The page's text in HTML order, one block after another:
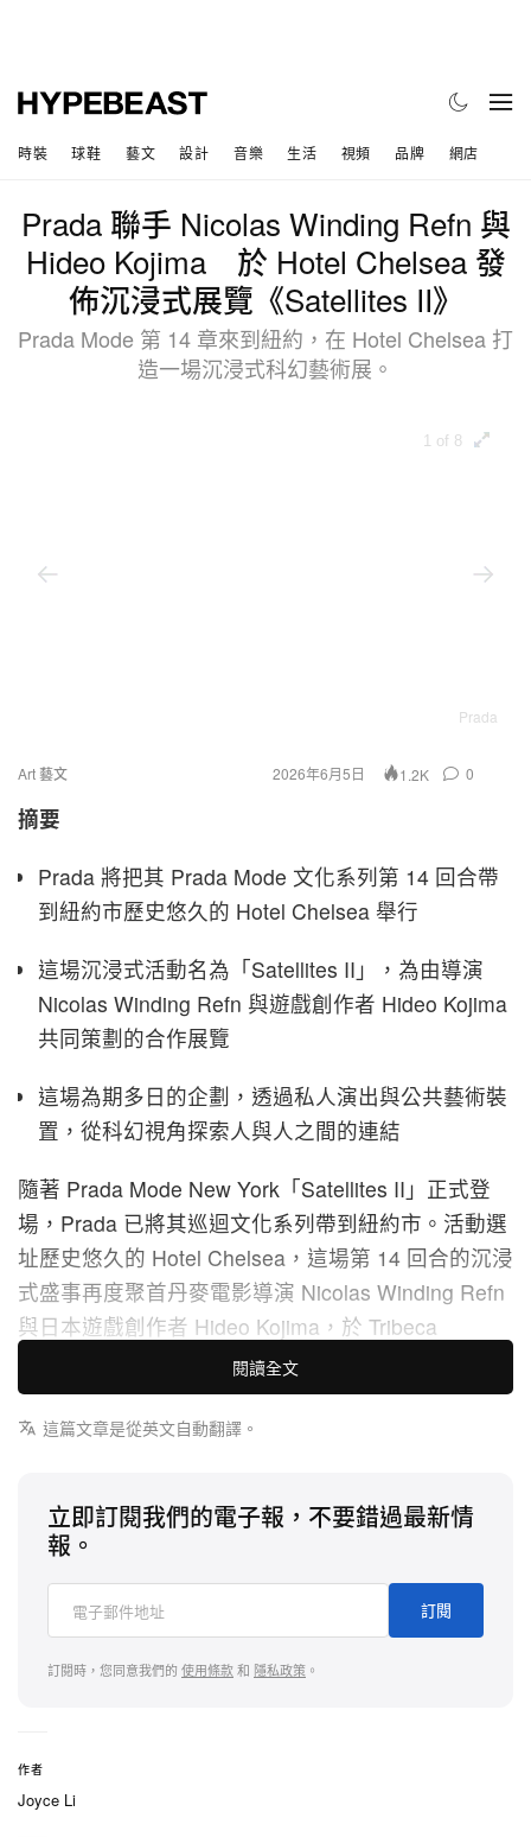
時裝 球鞋 藝文 設計 音樂 生活 視頻 品牌 網店
Prada 聯手 Nicolas Winding Refn 與
Hideo Kojima 於 Hotel Chelsea 發
佈沉浸式展覽《Satellites II》
Prada Mode 第 14 章來到紐約，在 Hotel Chelsea 打
造一場沉浸式科幻藝術展。
1 of 8
Prada
Art 藝文 2026年6月5日 1.2K 0
摘要
Prada 將把其 Prada Mode 文化系列第 14 回合帶
到紐約市歷史悠久的 Hotel Chelsea 舉行
這場沉浸式活動名為「Satellites II」，為由導演
Nicolas Winding Refn 與遊戲創作者 Hideo Kojima
共同策劃的合作展覽
這場為期多日的企劃，透過私人演出與公共藝術裝
置，從科幻視角探索人與人之間的連結
隨著 Prada Mode New York「Satellites II」正式登
場，Prada 已將其巡迴文化系列帶到紐約市。活動選
址歷史悠久的 Hotel Chelsea，這場第 14 回合的沉浸
式盛事再度聚首丹麥電影導演 Nicolas Winding Refn
與日本遊戲創作者 Hideo Kojima，於 Tribeca
Festival 同期呈獻一場為期多日的展覽。
作為二人原先於 2025 年在東京合作企劃的延伸篇
接編織進 Chelsea 浪漫的標誌性意象之中。這段空間
敘事在這座地標之內，於公共、居家與私密場域之間
與前衛氣質的科幻美學，為這間滿載故事的酒店打造
出全新面貌。
展期中，這些空間則轉化為精心打造的藝術裝置，向
更廣泛的大眾開放。展覽亦延伸至 Hotel Chelsea 之
閱讀全文
這篇文章是從英文自動翻譯。
立即訂閱我們的電子報，不要錯過最新情
報。
訂閱
訂閱時，您同意我們的 使用條款和 隱私政策 。
作者
Joyce Li